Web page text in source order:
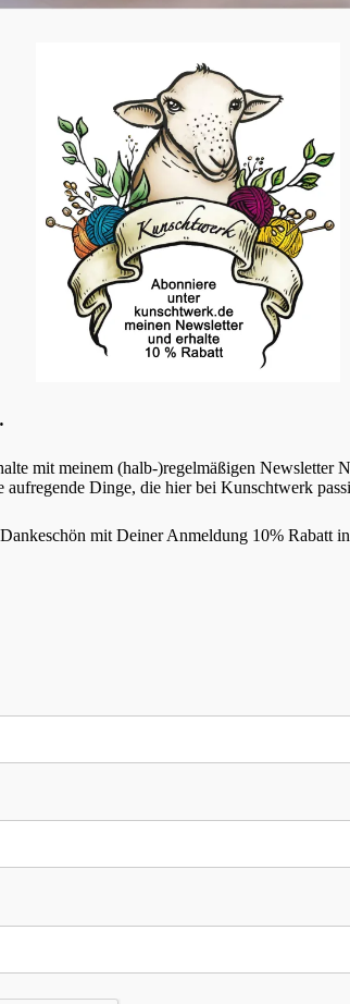
Kommentar speichern.
mit meinem (halb-)regelmäßigen Newsletter
aufregende Dinge, die hier bei Kunschtwerk
mit Deiner Anmeldung 10% Rabatt